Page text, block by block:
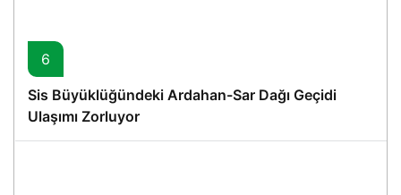
6
Sis Büyüklüğündeki Ardahan-Sar Dağı Geçidi
Ulaşımı Zorluyor